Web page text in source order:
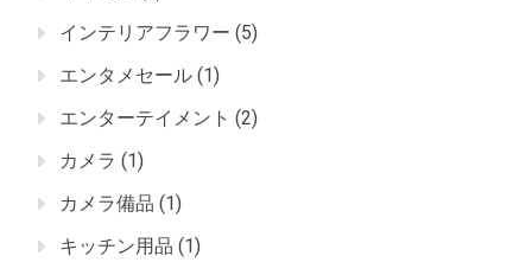
インテリアフラワー (5)
エンタメセール (1)
エンターテイメント (2)
カメラ (1)
カメラ備品 (1)
キッチン用品 (1)